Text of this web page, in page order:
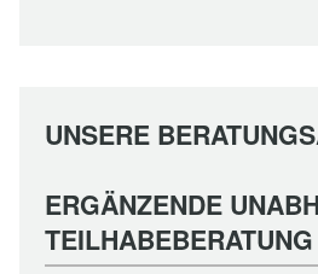
UNSERE
ERGÄNZENDE
TEILHABEBERATUNG